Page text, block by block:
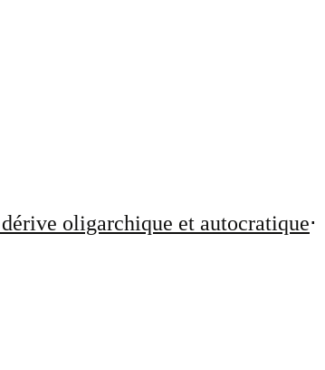
oligarchique et autocratique